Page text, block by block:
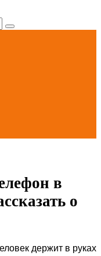
в
о
держит в руках